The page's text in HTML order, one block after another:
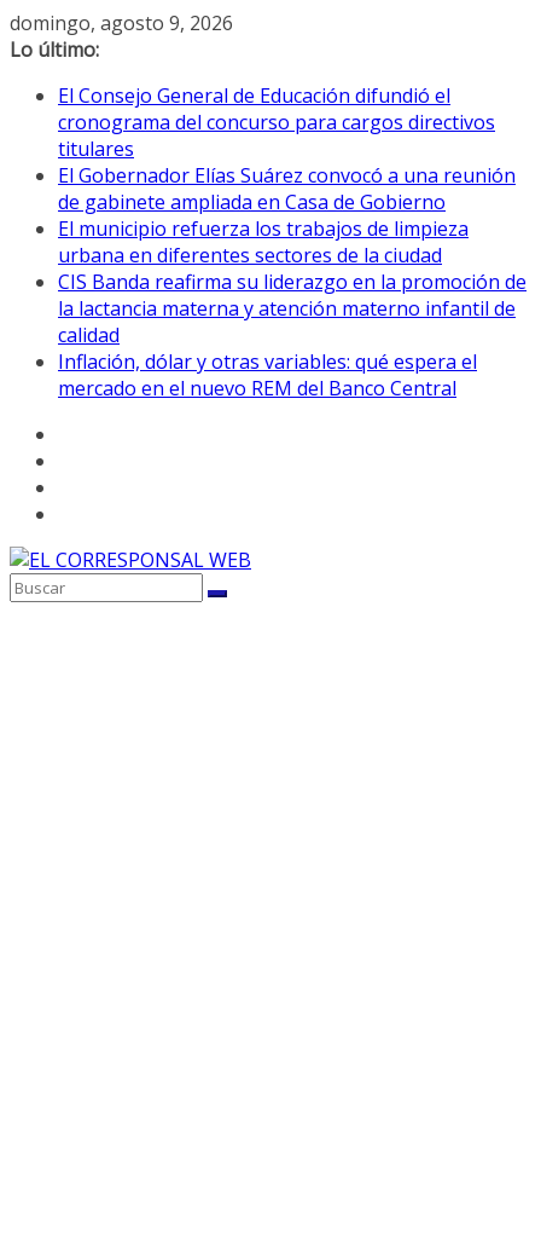
Saltar
al
domingo, agosto 9, 2026
Lo último:
El Consejo General de Educación difundió el
cronograma del concurso para cargos directivos
titulares
El Gobernador Elías Suárez convocó a una reunión
de gabinete ampliada en Casa de Gobierno
El municipio refuerza los trabajos de limpieza
urbana en diferentes sectores de la ciudad
CIS Banda reafirma su liderazgo en la promoción de
la lactancia materna y atención materno infantil de
calidad
Inflación, dólar y otras variables: qué espera el
mercado en el nuevo REM del Banco Central